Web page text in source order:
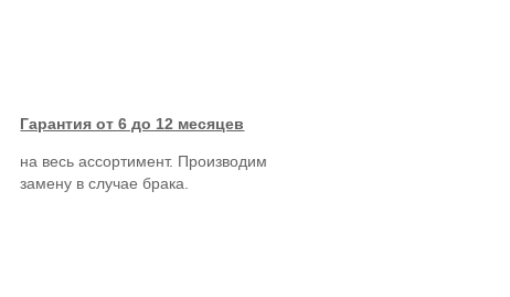
Гарантия от 6 до 12 месяцев
на весь ассортимент. Производим
замену в случае брака.